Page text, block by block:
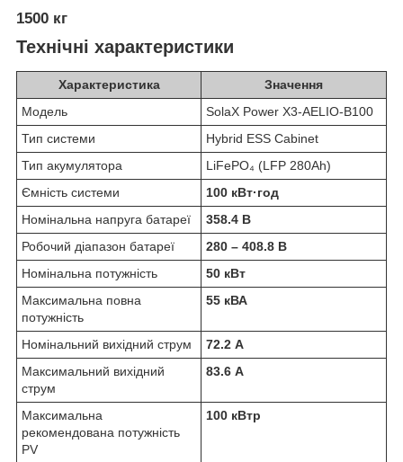
1500 кг
Технічні характеристики
Характеристика
Значення
Модель
SolaX Power X3-AELIO-B100
Тип системи
Hybrid ESS Cabinet
Тип акумулятора
LiFePO₄ (LFP 280Ah)
Ємність системи
100 кВт·год
Номінальна напруга батареї
358.4 В
Робочий діапазон батареї
280 – 408.8 В
Номінальна потужність
50 кВт
Максимальна повна
потужність
55 кВА
Номінальний вихідний струм
72.2 А
Максимальний вихідний
струм
83.6 А
Максимальна
рекомендована потужність
PV
100 кВтp